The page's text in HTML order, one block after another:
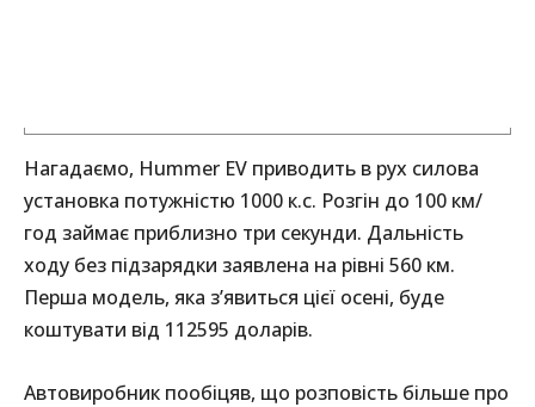
Нагадаємо, Hummer EV приводить в рух силова
установка потужністю 1000 к.с. Розгін до 100 км/
год займає приблизно три секунди. Дальність
ходу без підзарядки заявлена на рівні 560 км.
Перша модель, яка з’явиться цієї осені, буде
коштувати від 112595 доларів.
Автовиробник пообіцяв, що розповість більше про